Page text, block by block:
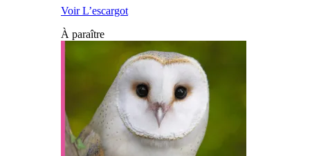
Voir L’escargot
À paraître